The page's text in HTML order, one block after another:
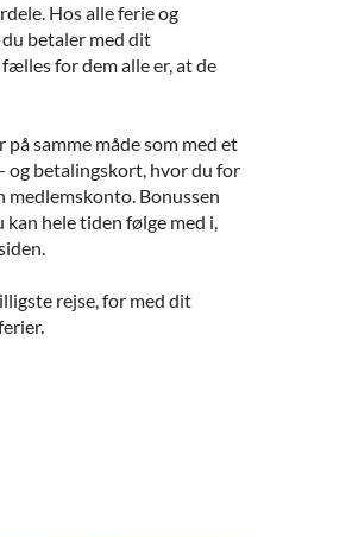
Hos alle ferie og
betaler med dit
for dem alle er, at de
samme måde som med et
og betalingskort, hvor du for
Bonussen
hele tiden følge med i,
rejse, for med dit